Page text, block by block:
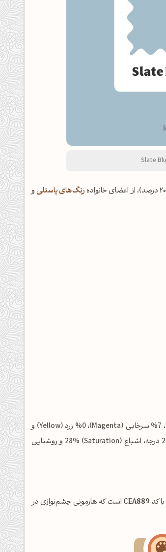
رنگ‌های پاستلیو
شامل: %19 فیروزه‌ای (Cyan)، %7 سرخابی (Magenta)، %0 زرد (Yellow) و
%20 مشکی (Key/Black) است. در فضای رنگی HSL نیز این رنگ دارای فام (Hue) 202° درجه، اشباع (Saturation) 28% و روشنایی
با کدCEA889است که هارمونی چشم‌نوازی در